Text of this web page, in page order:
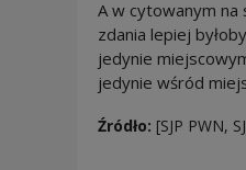
A w cytowanym na
zdania lepiej
jedynie
jedynie wśród
Źródło: [SJP PWN,